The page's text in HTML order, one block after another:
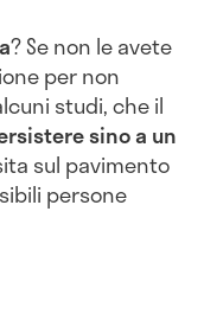
? Se non le avete
per non
studi, che il
sino a un
sul pavimento
persone